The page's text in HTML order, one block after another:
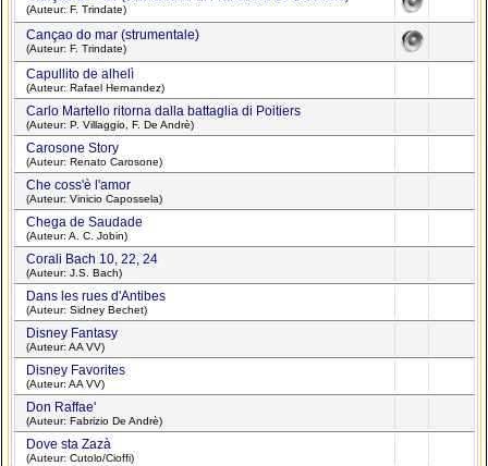
(Auteur: F. Trindate)
Cançao do mar (strumentale)
(Auteur: F. Trindate)
Capullito de alhelì
(Auteur: Rafael Hernandez)
Carlo Martello ritorna dalla battaglia di Poitiers
(Auteur: P. Villaggio, F. De Andrè)
Carosone Story
(Auteur: Renato Carosone)
Che coss'è l'amor
(Auteur: Vinicio Capossela)
Chega de Saudade
(Auteur: A. C. Jobin)
Corali Bach 10, 22, 24
(Auteur: J.S. Bach)
Dans les rues d'Antibes
(Auteur: Sidney Bechet)
Disney Fantasy
(Auteur: AA VV)
Disney Favorites
(Auteur: AA VV)
Don Raffae'
(Auteur: Fabrizio De Andrè)
Dove sta Zazà
(Auteur: Cutolo/Cioffi)